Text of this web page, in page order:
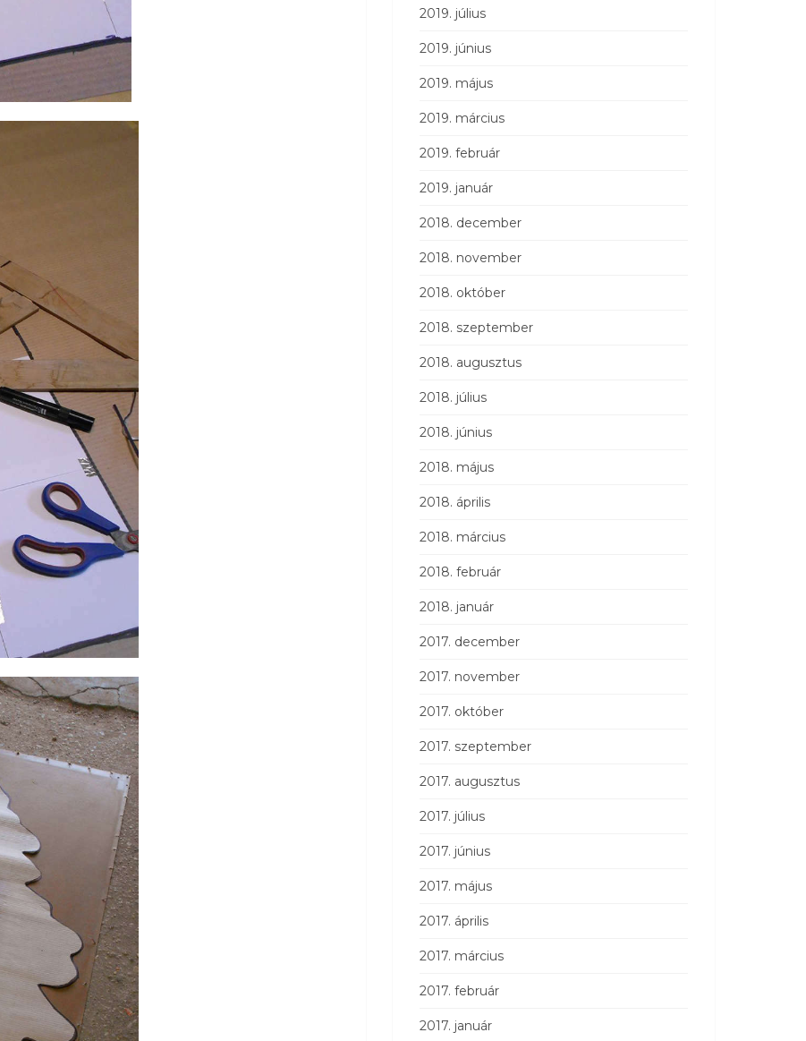
2019. július
2019. június
2019. május
2019. március
2019. február
2019. január
2018. december
2018. november
2018. október
2018. szeptember
2018. augusztus
2018. július
2018. június
2018. május
2018. április
2018. március
2018. február
2018. január
2017. december
2017. november
2017. október
2017. szeptember
2017. augusztus
2017. július
2017. június
2017. május
2017. április
2017. március
2017. február
2017. január